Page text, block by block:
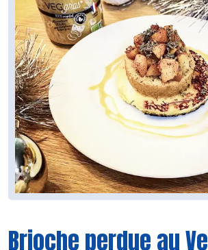
Brioche perdue au